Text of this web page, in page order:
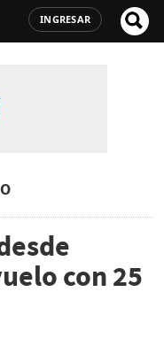
INGRESAR
con 25